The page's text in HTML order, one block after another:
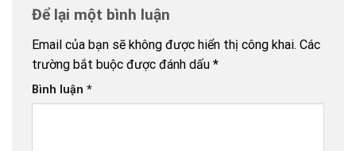
Để lại một bình luận
Email của bạn sẽ không được hiển thị công khai. Các
trường bắt buộc được đánh dấu *
Bình luận *